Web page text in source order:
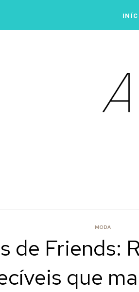
MODA
de Friends:
que